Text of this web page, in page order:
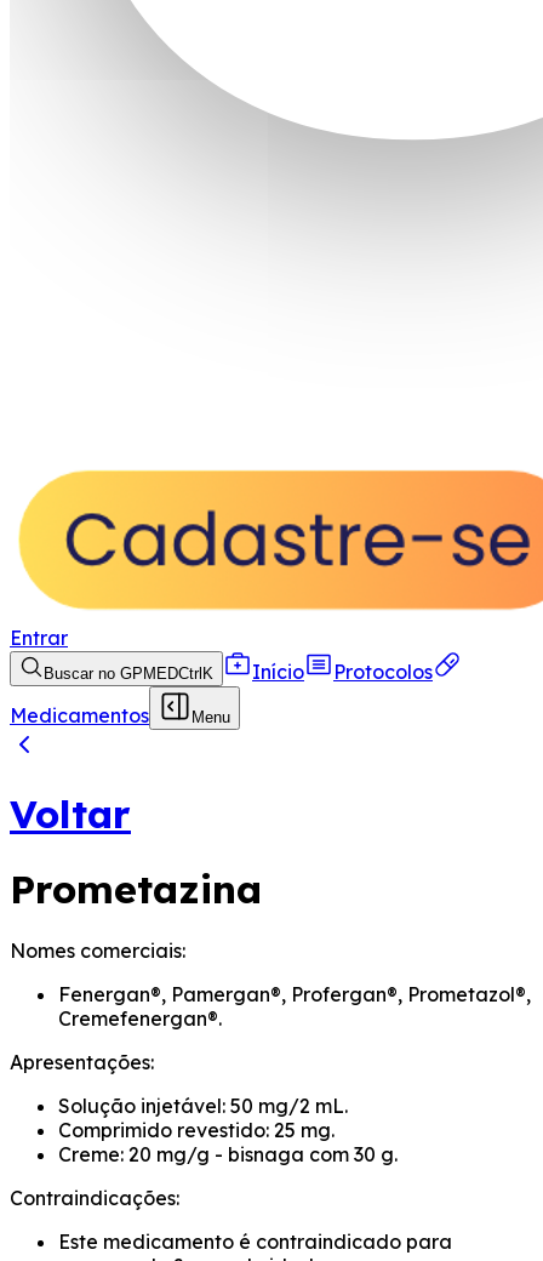
Entrar
Buscar no GPMEDCtrl K Início
Protocolos
Medicamentos
Menu
Voltar
Prometazina
Nomes comerciais:
Fenergan®, Pamergan®, Profergan®, Prometazol®,
Cremefenergan®.
Apresentações:
Solução injetável: 50 mg/2 mL.
Comprimido revestido: 25 mg.
Creme: 20 mg/g - bisnaga com 30 g.
Contraindicações:
Este medicamento é contraindicado para